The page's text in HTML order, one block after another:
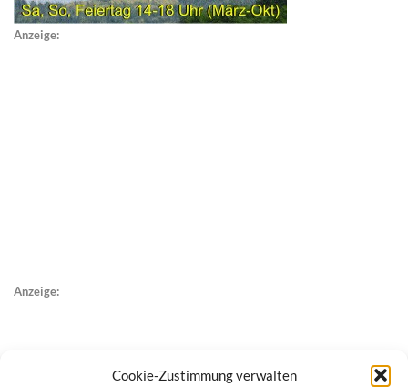
Cookie-Zustimmung verwalten
Anzeige:
Anzeige: